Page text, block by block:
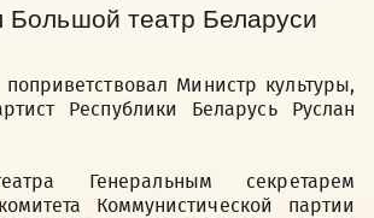
Большой театр Беларуси
поприветствовал Министр культуры,
Республики Беларусь Руслан
Генеральным секретарем
Коммунистической партии